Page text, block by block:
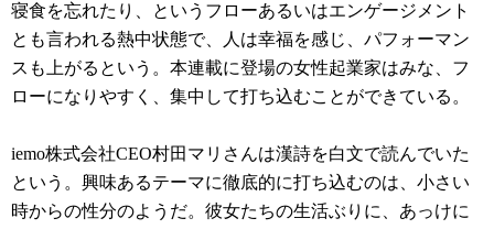
寝食を忘れたり、というフローあるいはエンゲージメント
とも言われる熱中状態で、人は幸福を感じ、パフォーマン
スも上がるという。本連載に登場の女性起業家はみな、フ
ローになりやすく、集中して打ち込むことができている。
iemo株式会社CEO村田マリさんは漢詩を白文で読んでいた
という。興味あるテーマに徹底的に打ち込むのは、小さい
時からの性分のようだ。彼女たちの生活ぶりに、あっけに